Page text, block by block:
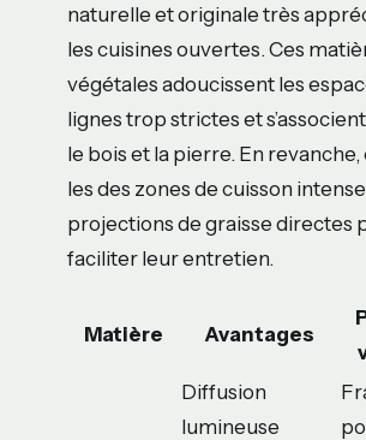
naturelle et originale très
les cuisines ouvertes. Ces
végétales adoucissent les
lignes trop strictes et
le bois et la pierre. En
les des zones de cuisson
projections de graisse directes
faciliter leur entretien.
Matière Avantages
Diffusion
lumineuse